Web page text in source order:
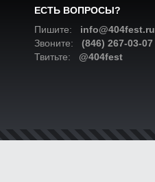
ЕСТЬ ВОПРОСЫ?
Пишите: info@404fest.ru
Звоните: (846) 267-03-07
Твитьте: @404fest